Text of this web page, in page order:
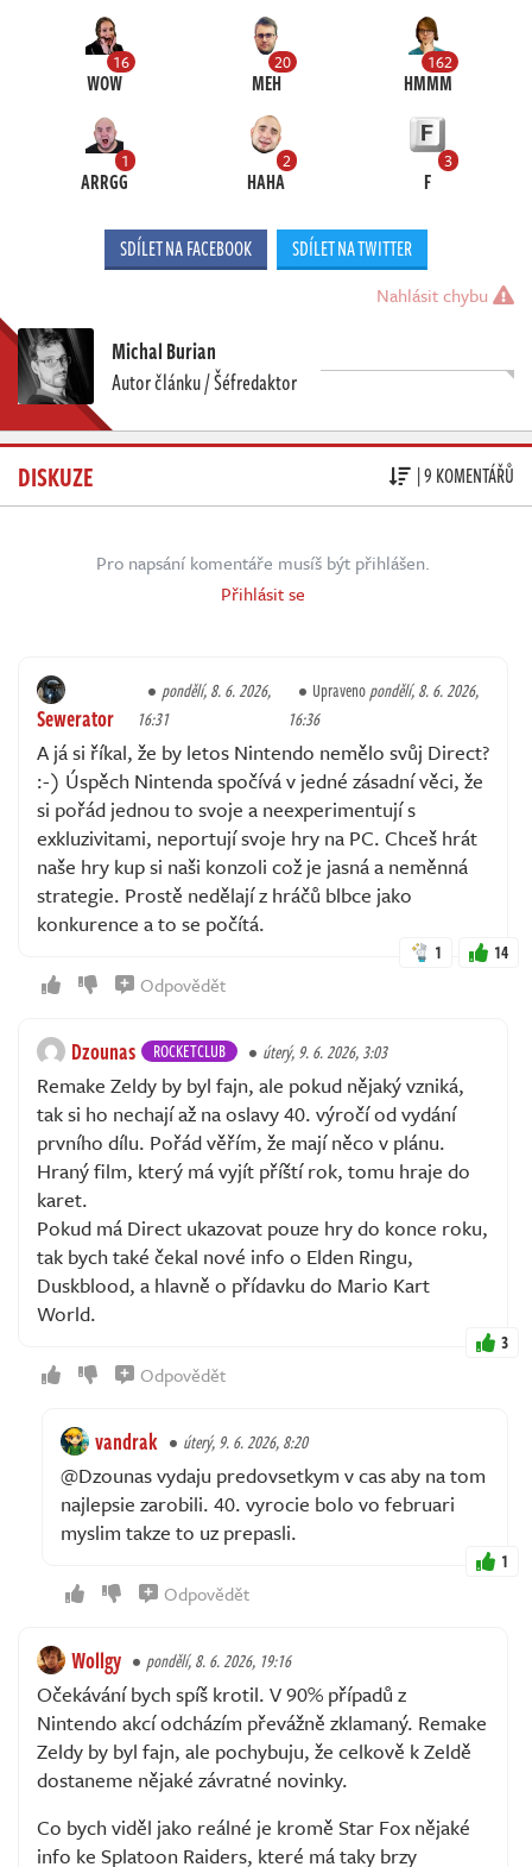
16
WOW
20
MEH
162
HMMM
1
ARRGG
2
HAHA
3
F
SDÍLET NA FACEBOOK SDÍLET NA TWITTER
Nahlásit chybu
Michal Burian
Autor článku / Šéfredaktor
DISKUZE | 9 KOMENTÁŘŮ
Pro napsání komentáře musíš být přihlášen.
Přihlásit se
Sewerator
pondělí, 8. 6. 2026,
16:31
Upravenopondělí, 8. 6. 2026,
16:36
A já si říkal, že by letos Nintendo nemělo svůj Direct?
:-) Úspěch Nintenda spočívá v jedné zásadní věci, že
si pořád jednou to svoje a neexperimentují s
exkluzivitami, neportují svoje hry na PC. Chceš hrát
naše hry kup si naši konzoli což je jasná a neměnná
strategie. Prostě nedělají z hráčů blbce jako
konkurence a to se počítá.
1 14
Odpovědět
Dzounas ROCKETCLUB úterý, 9. 6. 2026, 3:03
Remake Zeldy by byl fajn, ale pokud nějaký vzniká,
tak si ho nechají až na oslavy 40. výročí od vydání
prvního dílu. Pořád věřím, že mají něco v plánu.
Hraný film, který má vyjít příští rok, tomu hraje do
karet.
Pokud má Direct ukazovat pouze hry do konce roku,
tak bych také čekal nové info o Elden Ringu,
Duskblood, a hlavně o přídavku do Mario Kart
World.
3
Odpovědět
vandrak úterý, 9. 6. 2026, 8:20
@Dzounas vydaju predovsetkym v cas aby na tom
najlepsie zarobili. 40. vyrocie bolo vo februari
myslim takze to uz prepasli.
1
Odpovědět
Wollgy pondělí, 8. 6. 2026, 19:16
Očekávání bych spíš krotil. V 90% případů z
Nintendo akcí odcházím převážně zklamaný. Remake
Zeldy by byl fajn, ale pochybuju, že celkově k Zeldě
dostaneme nějaké závratné novinky.
Co bych viděl jako reálné je kromě Star Fox nějaké
info ke Splatoon Raiders, které má taky brzy